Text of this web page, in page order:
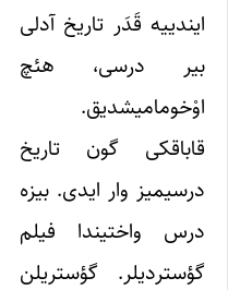
ایندییه قَدَر تاریخ آدلی
بیر درسی، هئچ
اوْخومامیشدیق.
قاباقکی گون تاریخ
درسیمیز وار ایدی. بیزه
درس واختیندا فیلم
گؤستردیلر. گؤستریلن